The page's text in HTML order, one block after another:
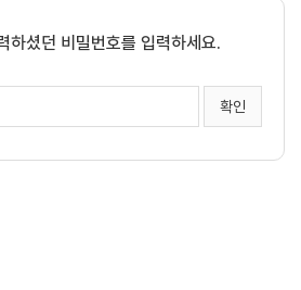
하셨던 비밀번호를 입력하세요.